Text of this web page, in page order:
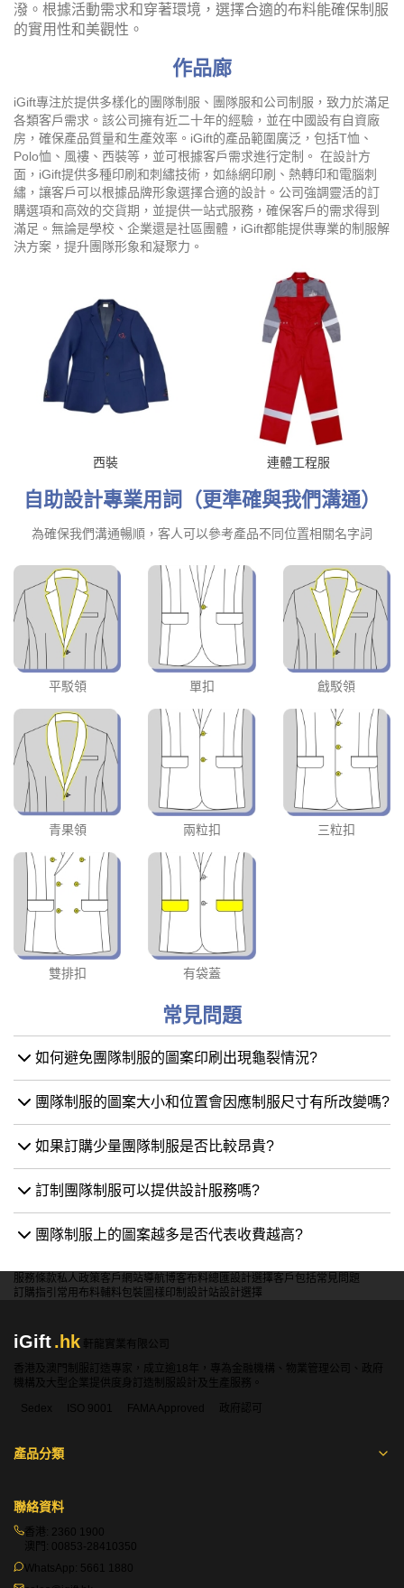
潑。根據活動需求和穿著環境，選擇合適的布料能確保制服
的實用性和美觀性。
作品廊
iGift專注於提供多樣化的團隊制服、團隊服和公司制服，致力於滿足
各類客戶需求。該公司擁有近二十年的經驗，並在中國設有自資廠
房，確保產品質量和生產效率。iGift的產品範圍廣泛，包括T恤、
Polo恤、風褸、西裝等，並可根據客戶需求進行定制。 在設計方
面，iGift提供多種印刷和刺繡技術，如絲網印刷、熱轉印和電腦刺
繡，讓客戶可以根據品牌形象選擇合適的設計。公司強調靈活的訂
購選項和高效的交貨期，並提供一站式服務，確保客戶的需求得到
滿足。無論是學校、企業還是社區團體，iGift都能提供專業的制服解
決方案，提升團隊形象和凝聚力。
西裝 連體工程服
自助設計專業用詞（更準確與我們溝通）
為確保我們溝通暢順，客人可以參考產品不同位置相關名字詞
平駁領 單扣 戧駁領
青果領 兩粒扣 三粒扣
雙排扣 有袋蓋
常見問題
如何避免團隊制服的圖案印刷出現龜裂情況?
團隊制服的圖案大小和位置會因應制服尺寸有所改變嗎?
如果訂購少量團隊制服是否比較昂貴?
訂制團隊制服可以提供設計服務嗎?
團隊制服上的圖案越多是否代表收費越高?
服務條款私人政策客戶 網站導航博客布料總匯設計選擇客戶包括常見問題
訂購指引 常用布料輔料包裝 圖樣印制 設計站設計選擇
iGift.hk
軒龍實業有限公司
香港及澳門制服訂造專家，成立逾18年，專為金融機構、物業管理公司、政府
機構及大型企業提供度身訂造制服設計及生產服務。
Sedex
ISO 9001 FAMA Approved 政府認可
產品分類
聯絡資料
香港: 2360 1900
澳門: 00853-28410350
WhatsApp: 5661 1880